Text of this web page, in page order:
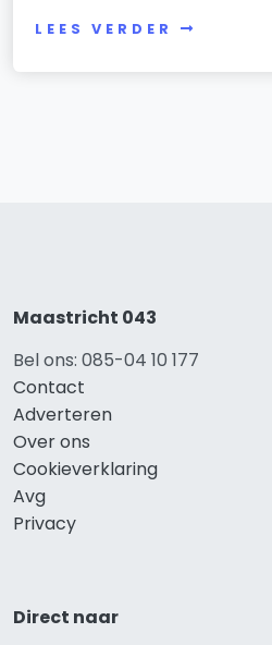
LEES VERDER
Maastricht 043
Bel ons: 085-04 10 177
Contact
Adverteren
Over ons
Cookieverklaring
Avg
Privacy
Direct naar